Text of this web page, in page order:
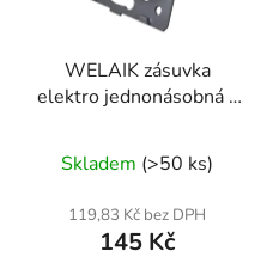
WELAIK zásuvka
elektro jednonásobná -
Skladem (>50 ks)
119,83 Kč bez DPH
145 Kč